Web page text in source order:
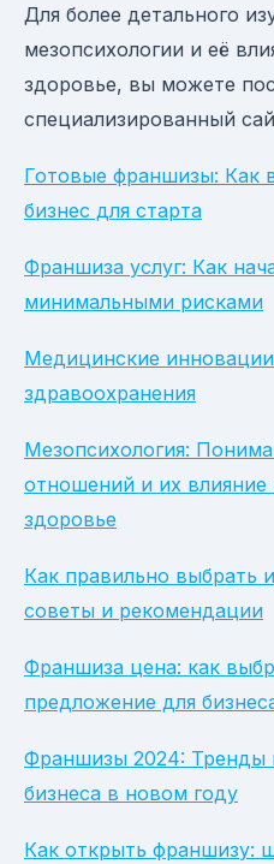
Для более детального
мезопсихологии и её
здоровье, вы можете
специализированный
Готовые франшизы: Как
бизнес для старта
Франшиза услуг: Как
минимальными рисками
Медицинские
здравоохранения
Мезопсихология:
отношений и их влияние
здоровье
Как правильно выбрать
советы и рекомендации
Франшиза цена: как
предложение для
Франшизы 2024: Тренды
бизнеса в новом году
Как открыть франшизу: